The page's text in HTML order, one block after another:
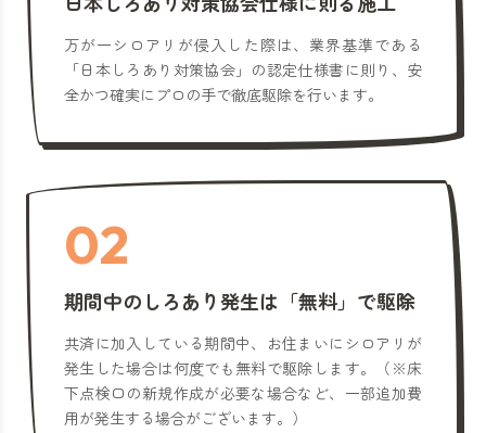
万が一シロアリが侵入した際は、業界基準である
「日本しろあり対策協会」の認定仕様書に則り、安
全かつ確実にプロの手で徹底駆除を行います。
02
期間中のしろあり発生は「無料」で駆除
共済に加入している期間中、お住まいにシロアリが
発生した場合は何度でも無料で駆除します。（※床
下点検口の新規作成が必要な場合など、一部追加費
用が発生する場合がございます。）